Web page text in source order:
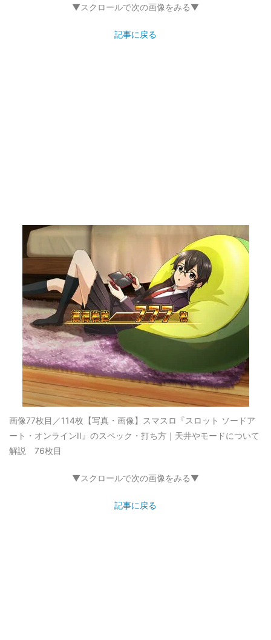
▼スクロールで次の画像をみる▼
記事に戻る
画像77枚目／114枚 【写真・画像】スマスロ『スロット ソードア
ート・オンラインII』のスペック・打ち方｜天井やモードについて
解説 76枚目
▼スクロールで次の画像をみる▼
記事に戻る